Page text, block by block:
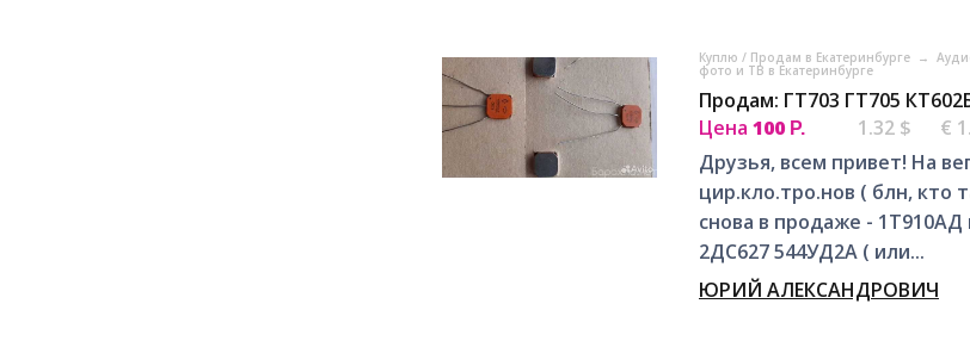
Куплю / Продам в Екатеринбурге →
фото и ТВ в Екатеринбурге
Продам: ГТ703 ГТ705
Цена 100 Р. 1.32 $
€
Друзья, всем привет! На
цир.кло.тро.нов ( блн, кто
снова в продаже -
2ДС627 544УД2А ( или...
ЮРИЙ АЛЕКСАНДРОВИЧ